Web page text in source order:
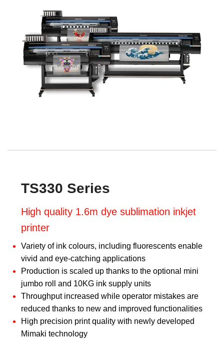
TS330 Series
High quality 1.6m dye sublimation inkjet
printer
Variety of ink colours, including fluorescents enable
vivid and eye-catching applications
Production is scaled up thanks to the optional mini
jumbo roll and 10KG ink supply units
Throughput increased while operator mistakes are
reduced thanks to new and improved functionalities
High precision print quality with newly developed
Mimaki technology